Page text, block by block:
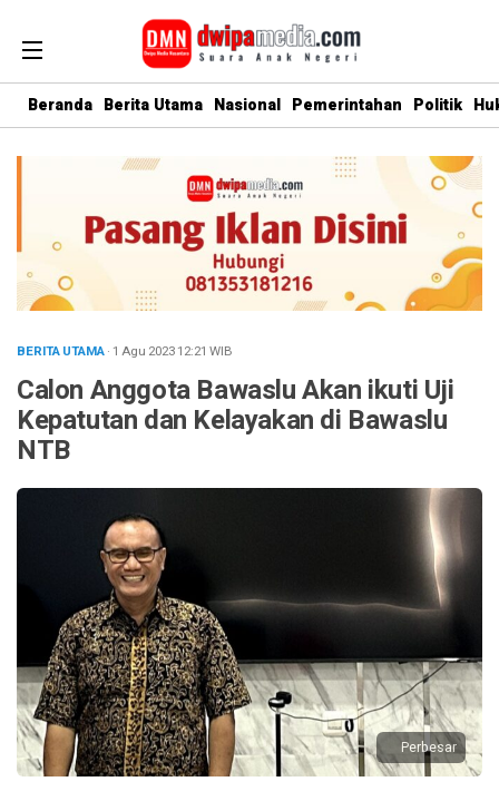
Beranda Berita Utama Nasional Pemerintahan Politik
BERITA UTAMA· 1 Agu 202312:21 WIB
Calon Anggota Bawaslu Akan ikuti Uji
Kepatutan dan Kelayakan di Bawaslu
NTB
Perbesar